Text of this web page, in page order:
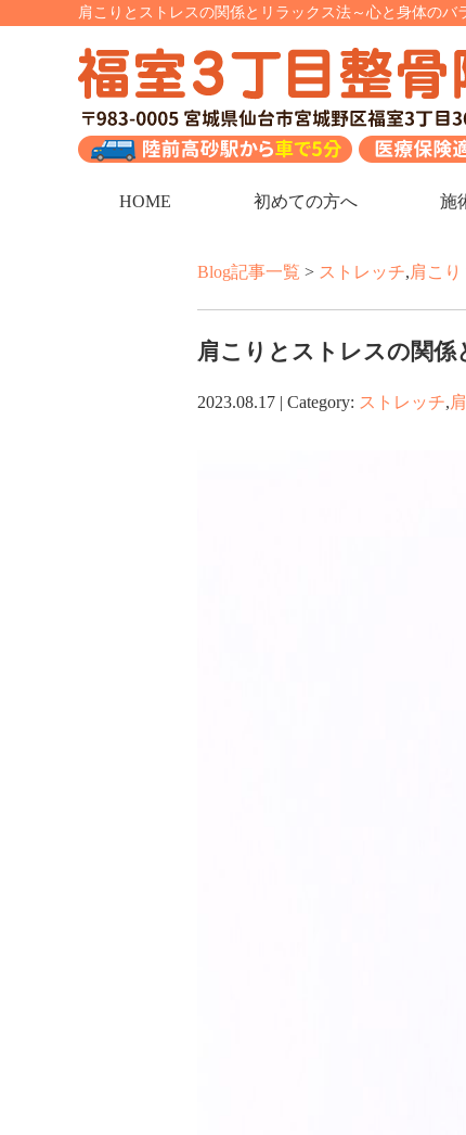
肩こりとストレスの関係とリラックス法～心と身体の
HOME 初めての方へ 施
Blog記事一覧 > ストレッチ,肩こり
肩こりとストレスの関
2023.08.17 | Category: ストレッチ,